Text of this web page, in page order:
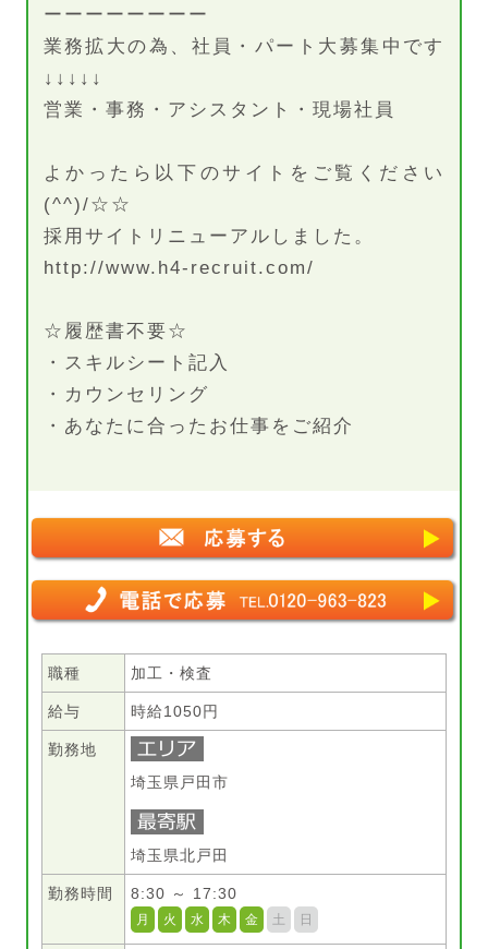
ーーーーーーーー
業務拡大の為、社員・パート大募集中です
↓↓↓↓↓
営業・事務・アシスタント・現場社員
よかったら以下のサイトをご覧ください
(^^)/☆☆
採用サイトリニューアルしました。
http://www.h4-recruit.com/
☆履歴書不要☆
・スキルシート記入
・カウンセリング
・あなたに合ったお仕事をご紹介
職種 加工・検査
給与 時給1050円
勤務地
埼玉県戸田市
埼玉県北戸田
勤務時間 8:30 ～ 17:30
月 火 水 木 金 土 日